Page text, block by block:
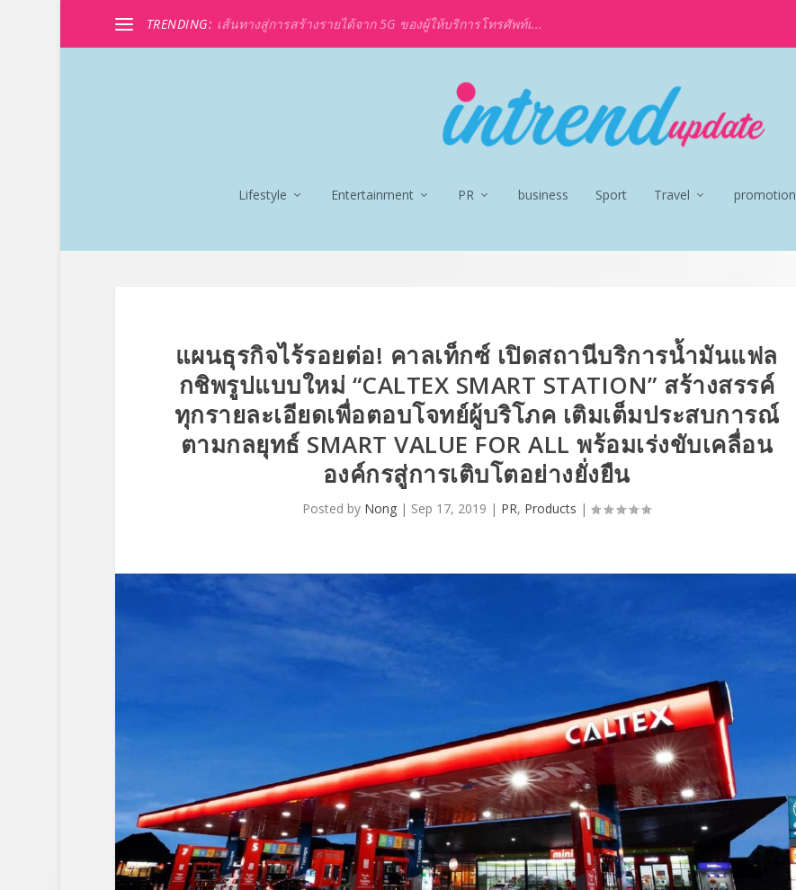
TRENDING: เส้นทางสู่การสร้างรายได้จาก 5G ของผู้ให้บริการโทรศัพท์เ...
Lifestyle Entertainment PR business Sport Travel promotion
แผนธุรกิจไร้รอยต่อ! คาลเท็กซ์ เปิดสถานีบริการน้ำมันแฟล
กชิพรูปแบบใหม่ “CALTEX SMART STATION” สร้างสรรค์
ทุกรายละเอียดเพื่อตอบโจทย์ผู้บริโภค เติมเต็มประสบการณ์
ตามกลยุทธ์ SMART VALUE FOR ALL พร้อมเร่งขับเคลื่อน
องค์กรสู่การเติบโตอย่างยั่งยืน
Posted by Nong | Sep 17, 2019 | PR, Products |